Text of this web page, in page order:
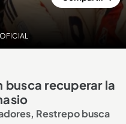
recuperar la
Restrepo busca